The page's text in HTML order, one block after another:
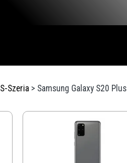
S-Szeria > Samsung Galaxy S20 Plus